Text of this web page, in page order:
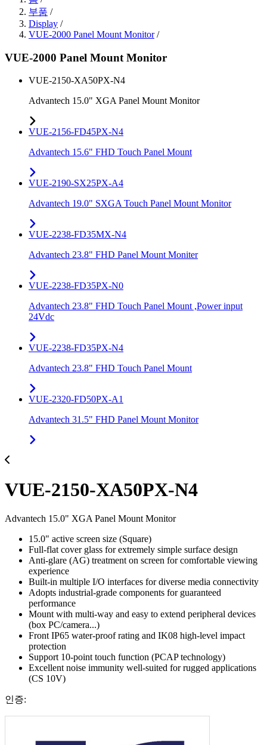
부품 /
Display /
VUE-2000 Panel Mount Monitor/
VUE-2000 Panel Mount Monitor
VUE-2150-XA50PX-N4
Advantech 15.0" XGA Panel Mount Monitor
VUE-2156-FD45PX-N4
Advantech 15.6" FHD Touch Panel Mount
VUE-2190-SX25PX-A4
Advantech 19.0" SXGA Touch Panel Mount Monitor
VUE-2238-FD35MX-N4
Advantech 23.8" FHD Panel Mount Moniter
VUE-2238-FD35PX-N0
Advantech 23.8" FHD Touch Panel Mount ,Power input
24Vdc
VUE-2238-FD35PX-N4
Advantech 23.8" FHD Touch Panel Mount
VUE-2320-FD50PX-A1
Advantech 31.5" FHD Panel Mount Monitor
VUE-2150-XA50PX-N4
Advantech 15.0" XGA Panel Mount Monitor
15.0" active screen size (Square)
Full-flat cover glass for extremely simple surface design
Anti-glare (AG) treatment on screen for comfortable viewing
experience
Built-in multiple I/O interfaces for diverse media connectivity
Adopts industrial-grade components for guaranteed
performance
Mount with multi-way and easy to extend peripheral devices
(box PC/camera...)
Front IP65 water-proof rating and IK08 high-level impact
protection
Support 10-point touch function (PCAP technology)
Excellent noise immunity well-suited for rugged applications
(CS 10V)
인증: